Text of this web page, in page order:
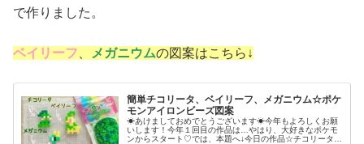
で作りました。
ベイリーフ メガニウムの図案はこちら↓
簡単チコリータ、ベイリーフ、メガニウム☆ポケ
モンアイロンビーズ図案
☀あけましておめでとうございます☀今年もよろしくお願
いします！今年１回目の作品は…やはり、大好きなポケモ
ンからスタート♡では、本題へ↓今日の作品☆チコリータ進